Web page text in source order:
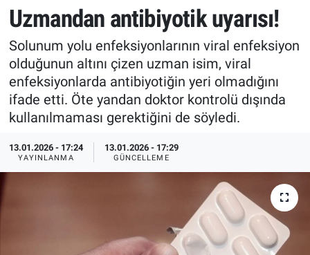
Uzmandan antibiyotik uyarısı!
Solunum yolu enfeksiyonlarının viral enfeksiyon
olduğunun altını çizen uzman isim, viral
enfeksiyonlarda antibiyotiğin yeri olmadığını
ifade etti. Öte yandan doktor kontrolü dışında
kullanılmaması gerektiğini de söyledi.
13.01.2026 - 17:24
YAYINLANMA
13.01.2026 - 17:29
GÜNCELLEME
Erişim Bilgileri
Ekonomi
Trend
Özel Haberler
Yazarlar
Erişim Bilgileri
Spor
Ekonomi
Dünya
Medya
Erişim Bilgileri
Tüm Manşetler
Son Dakika Haberleri
Haber Arşivi